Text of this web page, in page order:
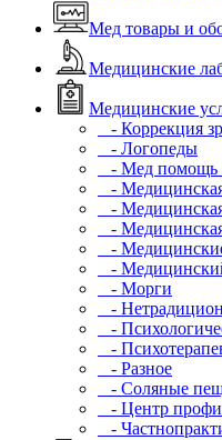
Мед товары и
Медицинские
Медицинские
- Коррекция
- Логопеды
- Мед помощь
-
-
-
-
-
- Морги
-
-
-
- Разное
- Соляные
- Центр
-